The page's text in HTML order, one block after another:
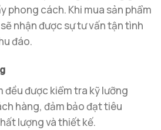
phong cách. Khi mua sản phẩm
nhận được sự tư vấn tận tình
đáo.
đều được kiểm tra kỹ lưỡng
hàng, đảm bảo đạt tiêu
lượng và thiết kế.